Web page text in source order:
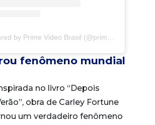
A post shared by Prime Video Brasil (@primevideobr)
fenômeno mundial
no livro “Depois
obra de Carley Fortune
um verdadeiro fenômeno